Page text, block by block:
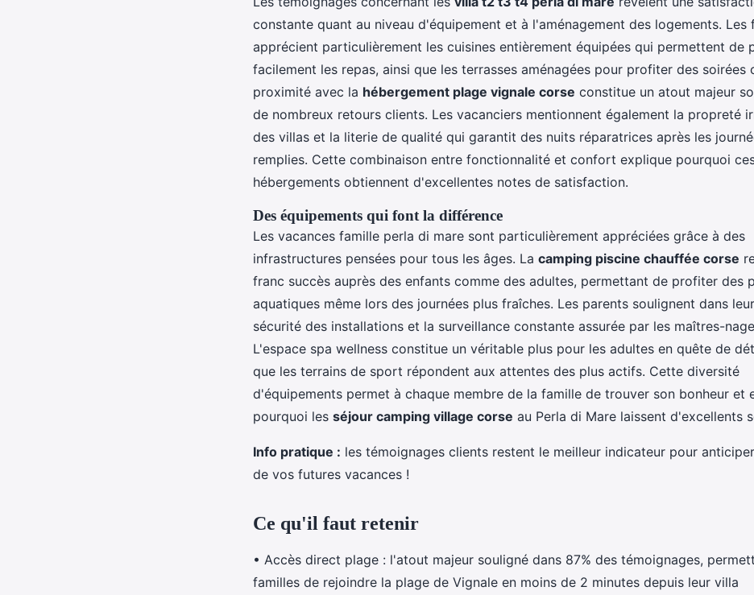
constante quant au niveau d'équipement et à l'aménagement des logements. Les
apprécient particulièrement les cuisines entièrement équipées qui permettent de
facilement les repas, ainsi que les terrasses aménagées pour profiter des soirées
proximité avec la hébergement plage vignale corse constitue un atout majeur
de nombreux retours clients. Les vacanciers mentionnent également la propreté
des villas et la literie de qualité qui garantit des nuits réparatrices après les
remplies. Cette combinaison entre fonctionnalité et confort explique pourquoi
hébergements obtiennent d'excellentes notes de satisfaction.
Des équipements qui font la différence
Les vacances famille perla di mare sont particulièrement appréciées grâce à des
infrastructures pensées pour tous les âges. La camping piscine chauffée corse
franc succès auprès des enfants comme des adultes, permettant de profiter des
aquatiques même lors des journées plus fraîches. Les parents soulignent dans
sécurité des installations et la surveillance constante assurée par les maîtres-
L'espace spa wellness constitue un véritable plus pour les adultes en quête de
que les terrains de sport répondent aux attentes des plus actifs. Cette diversité
d'équipements permet à chaque membre de la famille de trouver son bonheur et
pourquoi les séjour camping village corse au Perla di Mare laissent d'excellents
Info pratique : les témoignages clients restent le meilleur indicateur pour
de vos futures vacances !
Ce qu'il faut retenir
• Accès direct plage : l'atout majeur souligné dans 87% des témoignages,
familles de rejoindre la plage de Vignale en moins de 2 minutes depuis leur villa